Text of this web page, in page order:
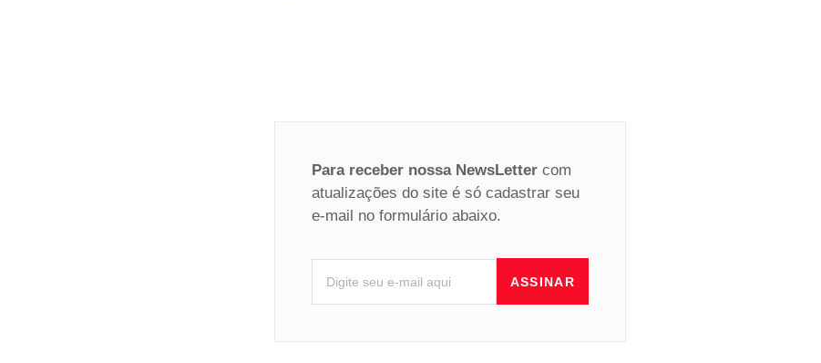
Para receber nossa NewsLetter com
atualizações do site é só cadastrar seu
e-mail no formulário abaixo.
ASSINAR